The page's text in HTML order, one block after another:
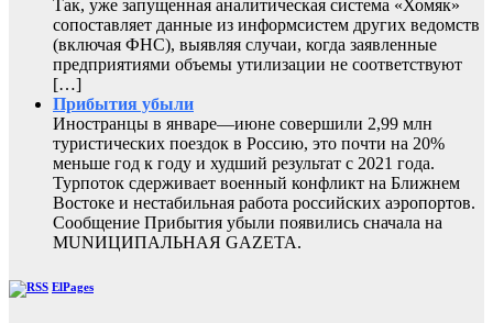
Так, уже запущенная аналитическая система «Хомяк»
сопоставляет данные из информсистем других ведомств
(включая ФНС), выявляя случаи, когда заявленные
предприятиями объемы утилизации не соответствуют
[…]
Прибытия убыли
Иностранцы в январе—июне совершили 2,99 млн
туристических поездок в Россию, это почти на 20%
меньше год к году и худший результат с 2021 года.
Турпоток сдерживает военный конфликт на Ближнем
Востоке и нестабильная работа российских аэропортов.
Сообщение Прибытия убыли появились сначала на
MUNИЦИПАЛЬНАЯ GAZЕТА.
ElPages